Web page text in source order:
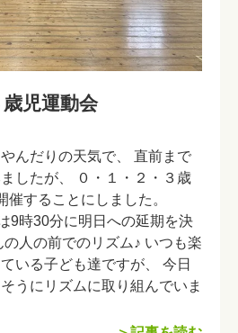
児運動会
んだりの天気で、 直前まで
したが、 ０・１・２・３歳
催することにしました。
9時30分に明日への延期を決
人の前でのリズム♪ いつも楽
いる子ども達ですが、 今日
うにリズムに取り組んでいま